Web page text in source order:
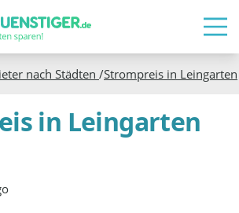
nach Städten /Strompreis in Leingarten
in Leingarten